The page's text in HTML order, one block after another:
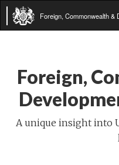
Foreign, Commonwealth &
Foreign,
A unique insight into